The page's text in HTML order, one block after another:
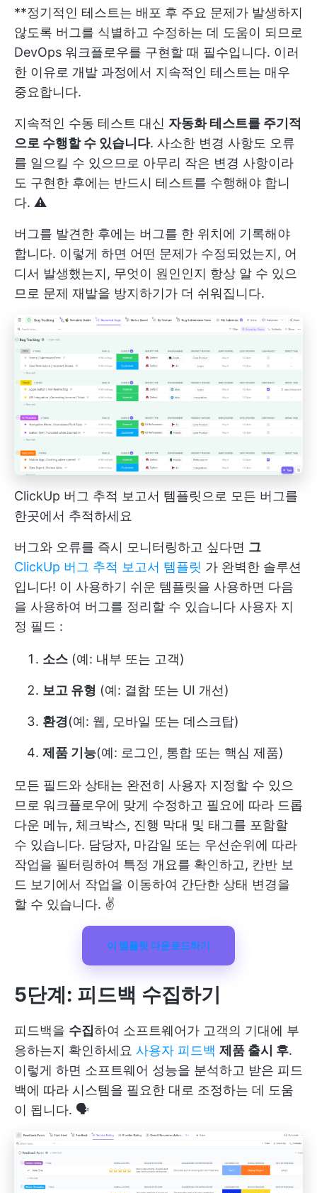
**정기적인 테스트는 배포 후 주요 문제가 발생하지
않도록 버그를 식별하고 수정하는 데 도움이 되므로
DevOps 워크플로우를 구현할 때 필수입니다. 이러
한 이유로 개발 과정에서 지속적인 테스트는 매우
중요합니다.
지속적인 수동 테스트 대신 자동화 테스트를 주기적
으로 수행할 수 있습니다. 사소한 변경 사항도 오류
를 일으킬 수 있으므로 아무리 작은 변경 사항이라
도 구현한 후에는 반드시 테스트를 수행해야 합니
다. ⚠️
버그를 발견한 후에는 버그를 한 위치에 기록해야
합니다. 이렇게 하면 어떤 문제가 수정되었는지, 어
디서 발생했는지, 무엇이 원인인지 항상 알 수 있으
므로 문제 재발을 방지하기가 더 쉬워집니다.
ClickUp 버그 추적 보고서 템플릿으로 모든 버그를
한곳에서 추적하세요
버그와 오류를 즉시 모니터링하고 싶다면 그
ClickUp 버그 추적 보고서 템플릿 가 완벽한 솔루션
입니다! 이 사용하기 쉬운 템플릿을 사용하면 다음
을 사용하여 버그를 정리할 수 있습니다 사용자 지
정 필드 :
소스 (예: 내부 또는 고객)
보고 유형 (예: 결함 또는 UI 개선)
환경(예: 웹, 모바일 또는 데스크탑)
제품 기능(예: 로그인, 통합 또는 핵심 제품)
모든 필드와 상태는 완전히 사용자 지정할 수 있으
므로 워크플로우에 맞게 수정하고 필요에 따라 드롭
다운 메뉴, 체크박스, 진행 막대 및 태그를 포함할
수 있습니다. 담당자, 마감일 또는 우선순위에 따라
작업을 필터링하여 특정 개요를 확인하고, 칸반 보
드 보기에서 작업을 이동하여 간단한 상태 변경을
할 수 있습니다. ✌
이 템플릿 다운로드하기
5단계: 피드백 수집하기
피드백을 수집하여 소프트웨어가 고객의 기대에 부
응하는지 확인하세요 사용자 피드백 제품 출시 후.
이렇게 하면 소프트웨어 성능을 분석하고 받은 피드
백에 따라 시스템을 필요한 대로 조정하는 데 도움
이 됩니다. 🗣️